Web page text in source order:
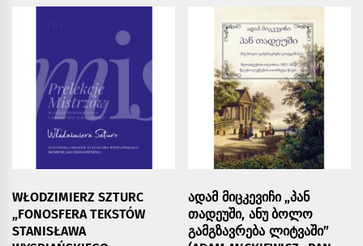
WŁODZIMIERZ SZTURC
„FONOSFERA TEKSTÓW
STANISŁAWA
ᲐᲓᲐᲛ ᲛᲘᲪᲙᲔᲕᲘᲩᲘ „ᲞᲐᲜ
ᲗᲐᲓᲔᲣᲨᲘ, ᲐᲜᲣ ᲑᲝᲚᲝ
ᲒᲐᲛᲒᲖᲐᲕᲠᲔᲑᲐ ᲚᲘᲢᲕᲐᲨᲘ”